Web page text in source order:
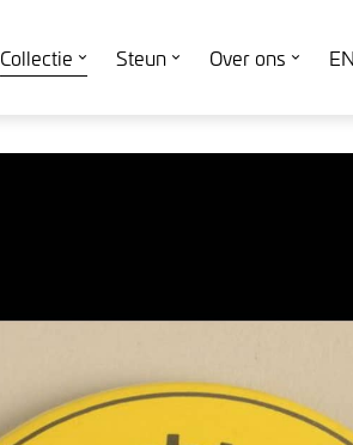
Collectie Steun Over ons
EN